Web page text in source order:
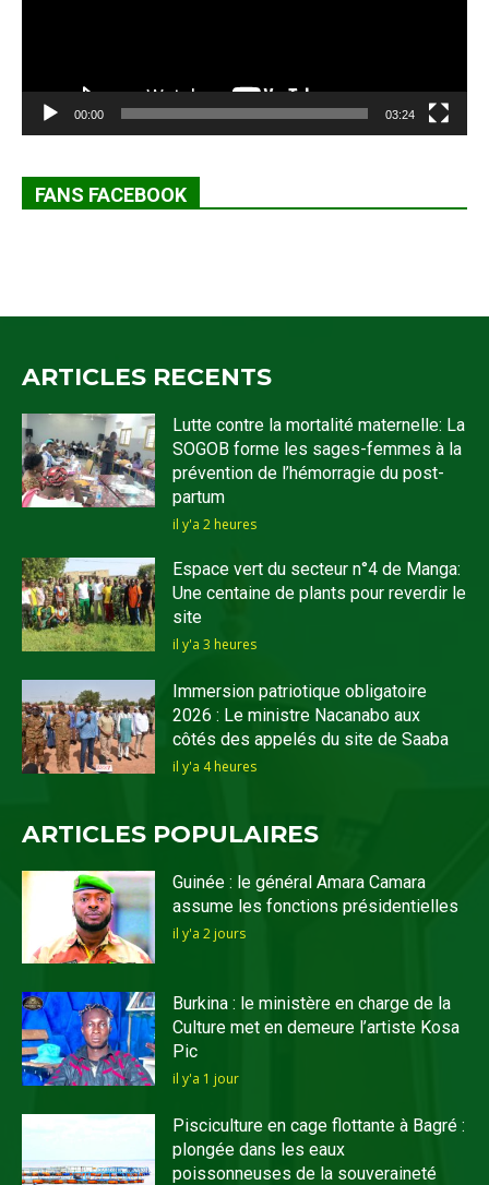
00:00 03:24
FANS FACEBOOK
ARTICLES RECENTS
Lutte contre la mortalité maternelle: La
SOGOB forme les sages-femmes à la
prévention de l’hémorragie du post-
partum
il y'a 2 heures
Espace vert du secteur n°4 de Manga:
Une centaine de plants pour reverdir le
site
il y'a 3 heures
Immersion patriotique obligatoire
2026 : Le ministre Nacanabo aux
côtés des appelés du site de Saaba
il y'a 4 heures
ARTICLES POPULAIRES
Guinée : le général Amara Camara
assume les fonctions présidentielles
il y'a 2 jours
Burkina : le ministère en charge de la
Culture met en demeure l’artiste Kosa
Pic
il y'a 1 jour
Pisciculture en cage flottante à Bagré :
plongée dans les eaux
poissonneuses de la souveraineté